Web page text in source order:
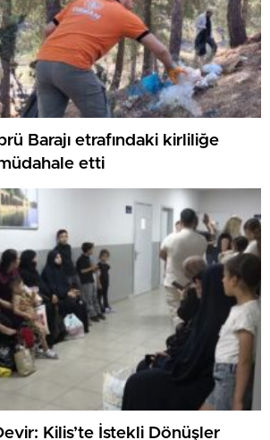
Barajı etrafındaki kirliliğe
etti
Kilis’te İstekli Dönüşler